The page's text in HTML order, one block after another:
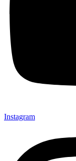
Instagram